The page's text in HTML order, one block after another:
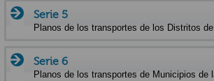
Serie 5
Planos de los transportes de los Distritos
Serie 6
Planos de los transportes de Municipios de